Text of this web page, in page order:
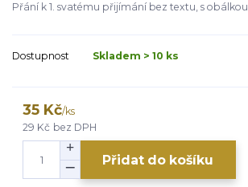
Přání k 1. svatému přijímání bez textu, s obálkou
Dostupnost Skladem > 10 ks
35 Kč/ks
29 Kč bez DPH
Přidat do košíku